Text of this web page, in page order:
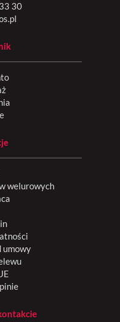
30
welurowych
umowy